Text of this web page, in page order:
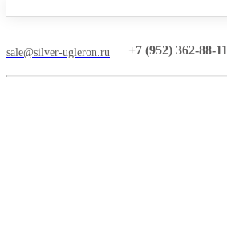
sale@silver-ugleron.ru +7 (952) 362-88-11